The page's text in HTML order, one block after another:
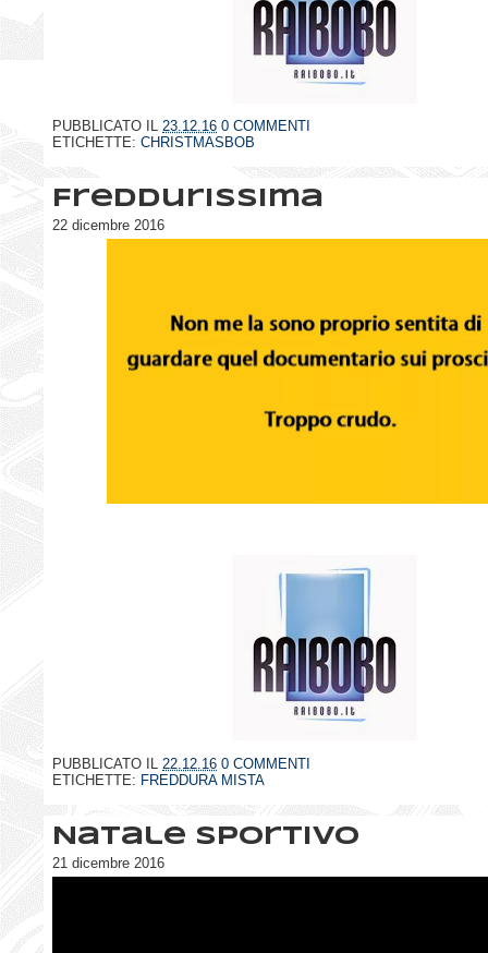
PUBBLICATO IL 23.12.16 0 COMMENTI
ETICHETTE: CHRISTMASBOB
Freddurissima
22 dicembre 2016
PUBBLICATO IL 22.12.16 0 COMMENTI
ETICHETTE: FREDDURA MISTA
Natale sportivo
21 dicembre 2016